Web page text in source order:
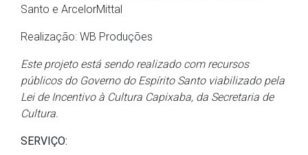
Santo e ArcelorMittal
Realização: WB Produções
Este projeto está sendo realizado com recursos
públicos do Governo do Espírito Santo viabilizado pela
Lei de Incentivo à Cultura Capixaba, da Secretaria de
Cultura.
SERVIÇO: